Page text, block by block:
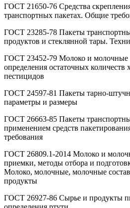
ГОСТ 21650-76 Средства
транспортных пакетах. Общие
ГОСТ 23285-78 Пакеты
продуктов и стеклянной тары.
ГОСТ 23452-79 Молоко и
определения остаточных количеств
пестицидов
ГОСТ 24597-81 Пакеты тарно-
параметры и размеры
ГОСТ 26663-85 Пакеты
применением средств
требования
ГОСТ 26809.1-2014 Молоко и
приемки, методы отбора и
Молоко, молочные, молочные
продукты
ГОСТ 26927-86 Сырье и продукты